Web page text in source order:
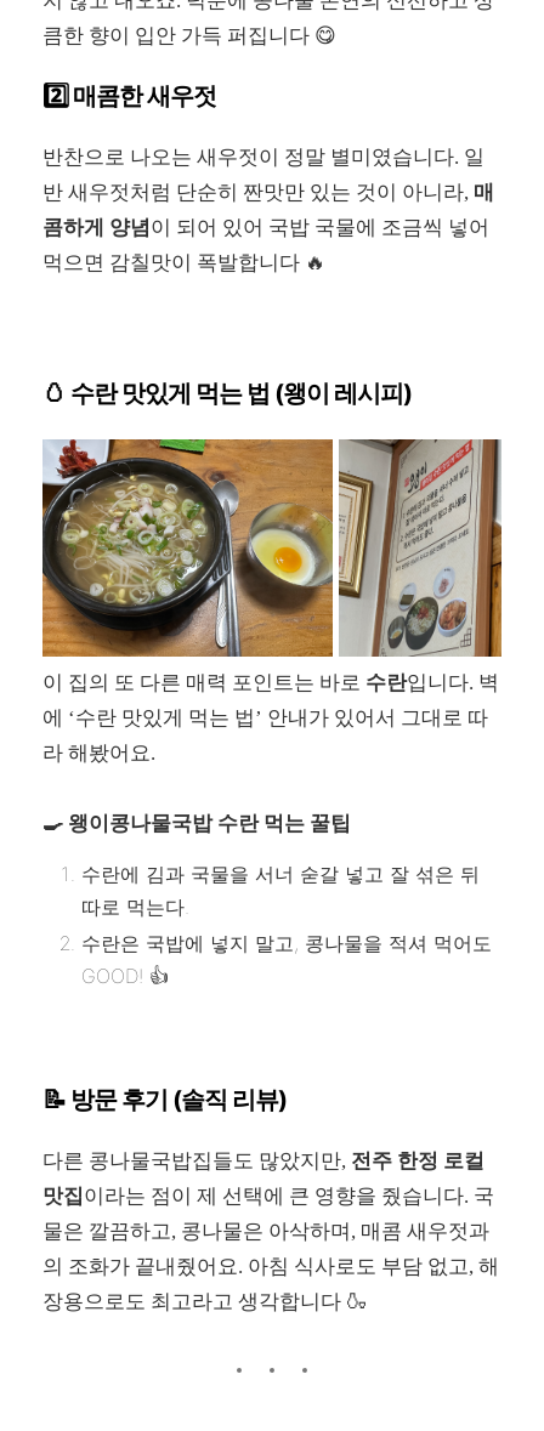
큼한 향이 입안 가득 퍼집니다 😋
2️⃣ 매콤한 새우젓
반찬으로 나오는 새우젓이 정말 별미였습니다. 일
반 새우젓처럼 단순히 짠맛만 있는 것이 아니라, 매
콤하게 양념이 되어 있어 국밥 국물에 조금씩 넣어
먹으면 감칠맛이 폭발합니다 🔥
🥚 수란 맛있게 먹는 법 (왱이 레시피)
이 집의 또 다른 매력 포인트는 바로 수란입니다. 벽
에 ‘수란 맛있게 먹는 법’ 안내가 있어서 그대로 따
라 해봤어요.
🍳 왱이콩나물국밥 수란 먹는 꿀팁
수란에 김과 국물을 서너 숟갈 넣고 잘 섞은 뒤
따로 먹는다.
수란은 국밥에 넣지 말고, 콩나물을 적셔 먹어도
GOOD! 👍
📝 방문 후기 (솔직 리뷰)
다른 콩나물국밥집들도 많았지만, 전주 한정 로컬
맛집이라는 점이 제 선택에 큰 영향을 줬습니다. 국
물은 깔끔하고, 콩나물은 아삭하며, 매콤 새우젓과
의 조화가 끝내줬어요. 아침 식사로도 부담 없고, 해
장용으로도 최고라고 생각합니다 🍶